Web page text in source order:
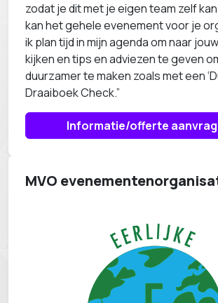
zodat je dit met je eigen team zelf
kan het gehele evenement voor je
ik plan tijd in mijn agenda om naar
kijken en tips en adviezen te geven
duurzamer te maken zoals met een
Draaiboek Check.”
Informatie/offerte
MVO